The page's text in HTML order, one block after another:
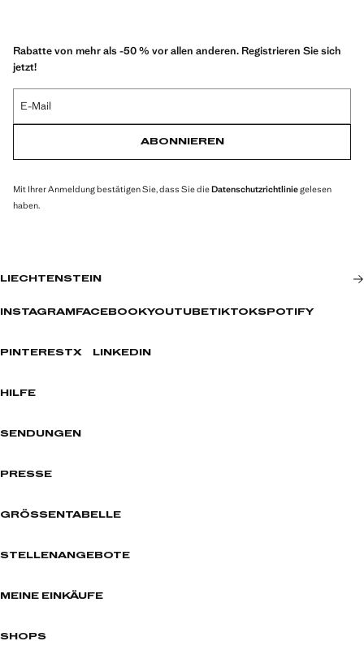
Rabatte von mehr als -50 % vor allen anderen. Registrieren Sie sich
jetzt!
E-Mail
ABONNIEREN
Mit Ihrer Anmeldung bestätigen Sie, dass Sie dieDatenschutzrichtliniegelesen
haben.
LIECHTENSTEIN
INSTAGRAM FACEBOOKYOUTUBETIKTOKSPOTIFY
PINTERESTX LINKEDIN
HILFE
SENDUNGEN
PRESSE
GRÖSSENTABELLE
STELLENANGEBOTE
MEINE EINKÄUFE
SHOPS